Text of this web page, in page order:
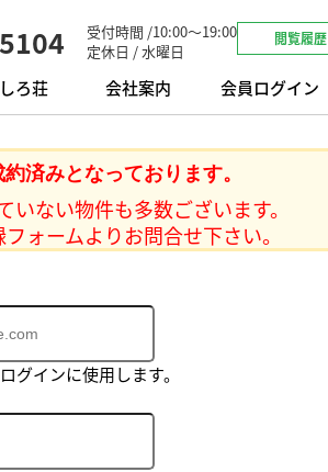
受付時間 /10:00～19:00
定休日 / 水曜日
閲覧履歴
ろ荘 会社案内 会員ログイン
済みとなっております。
いない物件も多数ございます。
ォームよりお問合せ下さい。
グインに使用します。